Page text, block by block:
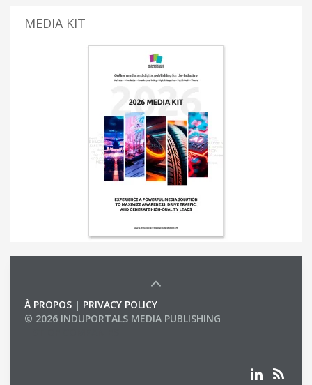
MEDIA KIT
À PROPOS | PRIVACY POLICY
© 2026 INDUPORTALS MEDIA PUBLISHING